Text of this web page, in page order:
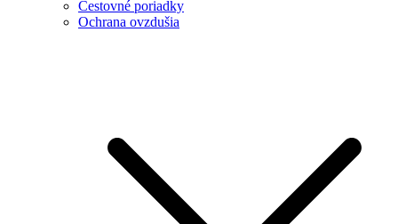
Cestovné poriadky
Ochrana ovzdušia